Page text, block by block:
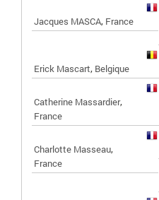
Jacques MASCA, France
Erick Mascart, Belgique
Catherine Massardier,
France
Charlotte Masseau,
France